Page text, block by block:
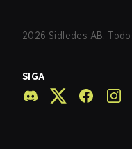
2026 Sidledes AB.
SIGA